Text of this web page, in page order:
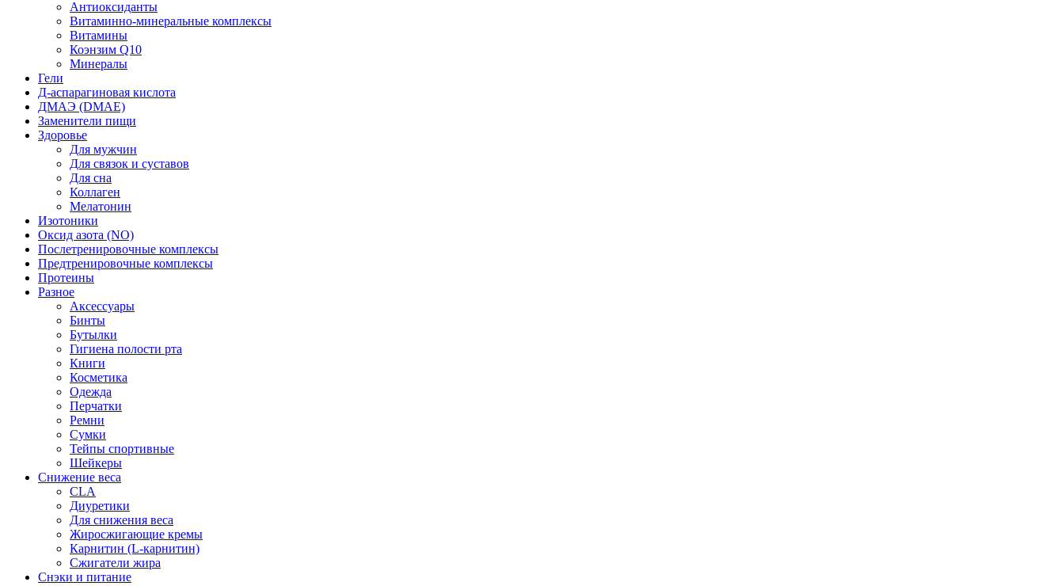
Антиоксиданты
Витаминно-минеральные комплексы
Витамины
Коэнзим Q10
Минералы
Гели
Д-аспарагиновая кислота
ДМАЭ (DMAE)
Заменители пищи
Здоровье
Для мужчин
Для связок и суставов
Для сна
Коллаген
Мелатонин
Изотоники
Оксид азота (NO)
Послетренировочные комплексы
Предтренировочные комплексы
Протеины
Разное
Аксессуары
Бинты
Бутылки
Гигиена полости рта
Книги
Косметика
Одежда
Перчатки
Ремни
Сумки
Тейпы спортивные
Шейкеры
Снижение веса
CLA
Диуретики
Для снижения веса
Жиросжигающие кремы
Карнитин (L-карнитин)
Сжигатели жира
Снэки и питание